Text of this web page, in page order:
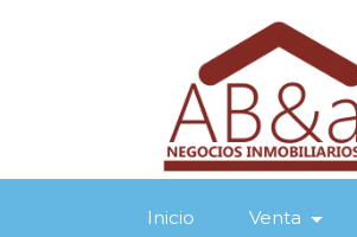
Inicio Venta